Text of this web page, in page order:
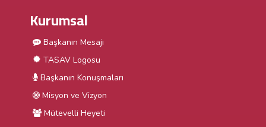
Kurumsal
Başkanın Mesajı
TASAV Logosu
Başkanın Konuşmaları
Misyon ve Vizyon
Mütevelli Heyeti